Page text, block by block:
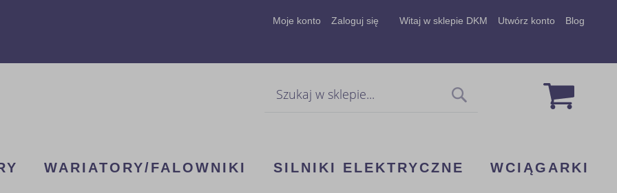
Moje konto Zaloguj się Witaj w sklepie DKM Utwórz konto Blog
Mój
WARIATORY/FALOWNIKI SILNIKI ELEKTRYCZNE WCIĄGARKI